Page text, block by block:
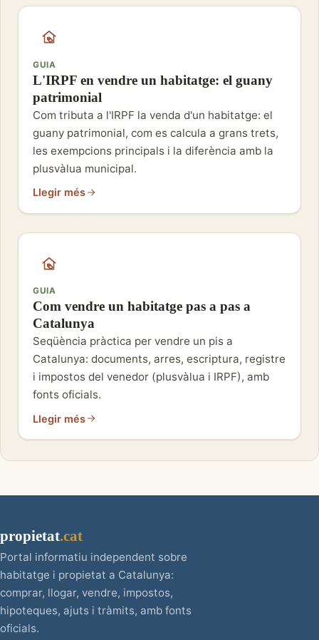
GUIA
L'IRPF en vendre un habitatge: el guany
patrimonial
Com tributa a l'IRPF la venda d'un habitatge: el
guany patrimonial, com es calcula a grans trets,
les exempcions principals i la diferència amb la
plusvàlua municipal.
Llegir més
GUIA
Com vendre un habitatge pas a pas a
Catalunya
Seqüència pràctica per vendre un pis a
Catalunya: documents, arres, escriptura, registre
i impostos del venedor (plusvàlua i IRPF), amb
fonts oficials.
Llegir més
propietat.cat
Portal informatiu independent sobre
habitatge i propietat a Catalunya:
comprar, llogar, vendre, impostos,
hipoteques, ajuts i tràmits, amb fonts
oficials.